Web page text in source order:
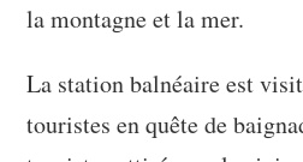
la montagne et la mer.
La station balnéaire est
touristes en quête de